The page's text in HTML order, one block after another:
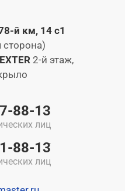
й км, 14 с1
сторона)
2-й этаж,
88-13
лиц
88-13
лиц